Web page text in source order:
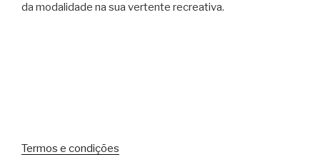
da modalidade na sua vertente recreativa.
Termos e condições